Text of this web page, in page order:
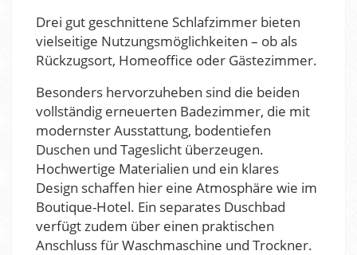
Drei gut geschnittene Schlafzimmer bieten
vielseitige Nutzungsmöglichkeiten – ob als
Rückzugsort, Homeoffice oder Gästezimmer.
Besonders hervorzuheben sind die beiden
vollständig erneuerten Badezimmer, die mit
modernster Ausstattung, bodentiefen
Duschen und Tageslicht überzeugen.
Hochwertige Materialien und ein klares
Design schaffen hier eine Atmosphäre wie im
Boutique-Hotel. Ein separates Duschbad
verfügt zudem über einen praktischen
Anschluss für Waschmaschine und Trockner.